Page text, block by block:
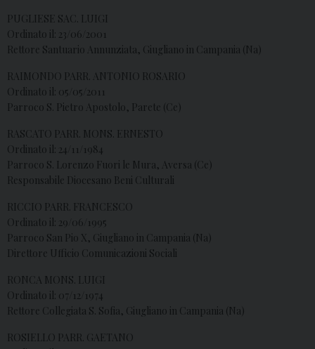
PUGLIESE SAC. LUIGI
Ordinato il: 23/06/2001
Rettore Santuario Annunziata, Giugliano in Campania (Na)
RAIMONDO PARR. ANTONIO ROSARIO
Ordinato il: 05/05/2011
Parroco S. Pietro Apostolo, Parete (Ce)
RASCATO PARR. MONS. ERNESTO
Ordinato il: 24/11/1984
Parroco S. Lorenzo Fuori le Mura, Aversa (Ce)
Responsabile Diocesano Beni Culturali
RICCIO PARR. FRANCESCO
Ordinato il: 29/06/1995
Parroco San Pio X, Giugliano in Campania (Na)
Direttore Ufficio Comunicazioni Sociali
RONCA MONS. LUIGI
Ordinato il: 07/12/1974
Rettore Collegiata S. Sofia, Giugliano in Campania (Na)
ROSIELLO PARR. GAETANO